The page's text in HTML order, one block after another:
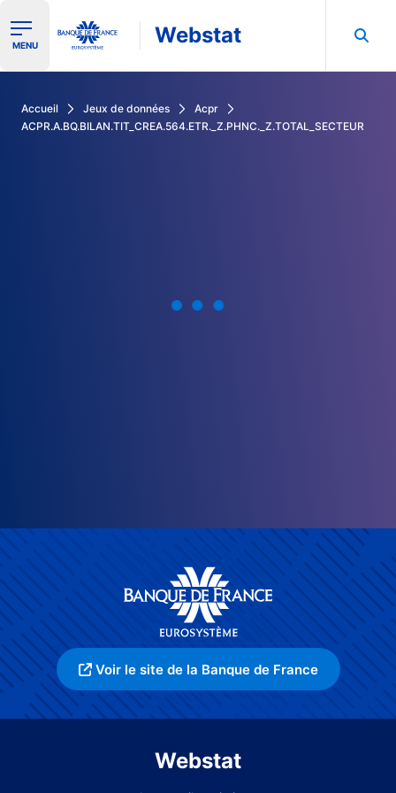
Ouvrir le menu de navigation
MENU Webstat
Accueil Jeux de données
Acpr
ACPR.A.BQ.BILAN.TIT_CREA.564.ETR._Z.PHNC._Z.TOTAL_SECTEUR
Voir le site de la Banque de France
Webstat